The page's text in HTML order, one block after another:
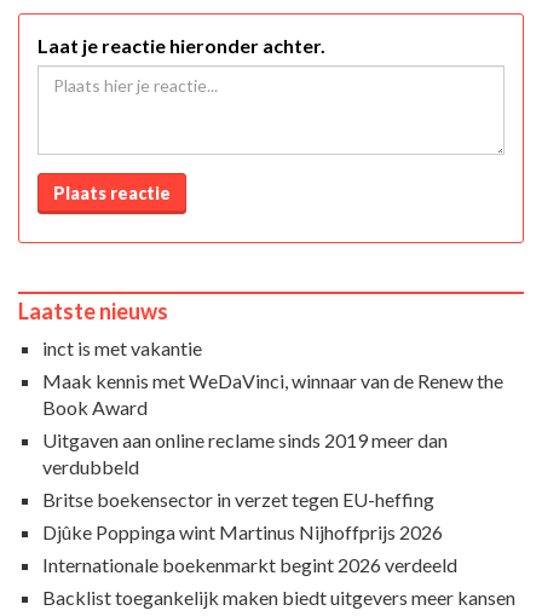
Laat je reactie hieronder achter.
Plaats reactie
Laatste nieuws
inct is met vakantie
Maak kennis met WeDaVinci, winnaar van de Renew the
Book Award
Uitgaven aan online reclame sinds 2019 meer dan
verdubbeld
Britse boekensector in verzet tegen EU-heffing
Djûke Poppinga wint Martinus Nijhoffprijs 2026
Internationale boekenmarkt begint 2026 verdeeld
Backlist toegankelijk maken biedt uitgevers meer kansen